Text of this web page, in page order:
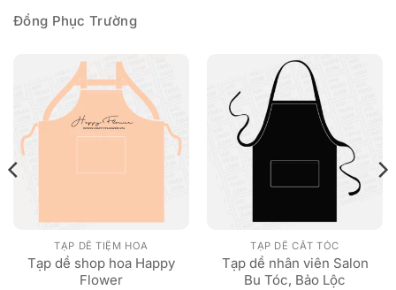
Đồng Phục Trường
TẠP DỀ TIỆM HOA
Tạp dề shop hoa Happy
Flower
TẠP DỀ CẮT TÓC
Tạp dề nhân viên Salon
Bu Tóc, Bảo Lộc